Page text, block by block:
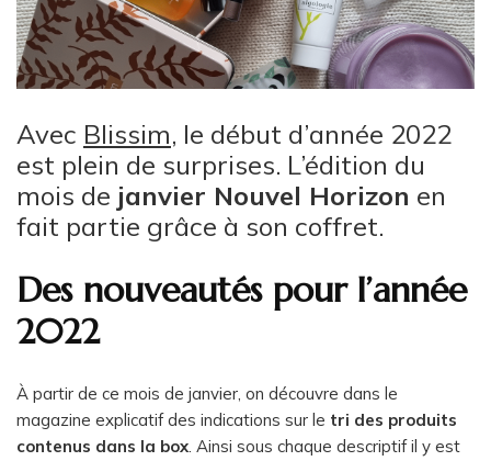
Avec Blissim, le début d’année 2022
est plein de surprises. L’édition du
mois de janvier Nouvel Horizon en
fait partie grâce à son coffret.
Des nouveautés pour l’année
2022
À partir de ce mois de janvier, on découvre dans le
magazine explicatif des indications sur le tri des produits
contenus dans la box. Ainsi sous chaque descriptif il y est